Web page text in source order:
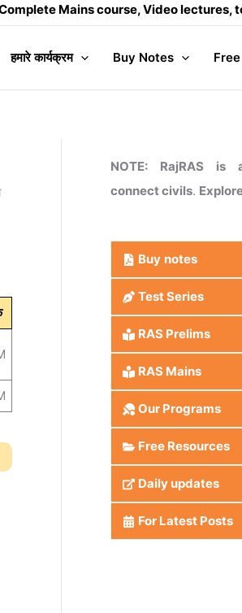
course, Video lectures, test
हमारे कार्यक्रम Buy Notes
NOTE: RajRAS
connect civils.
Buy notes
Test Series
RAS Prelims
RAS Mains
Our Programs
Free Resources
Daily updates
For Latest Posts